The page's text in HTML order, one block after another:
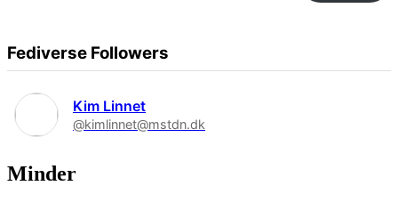
Fediverse Followers
Kim Linnet
@kimlinnet@mstdn.dk
Minder